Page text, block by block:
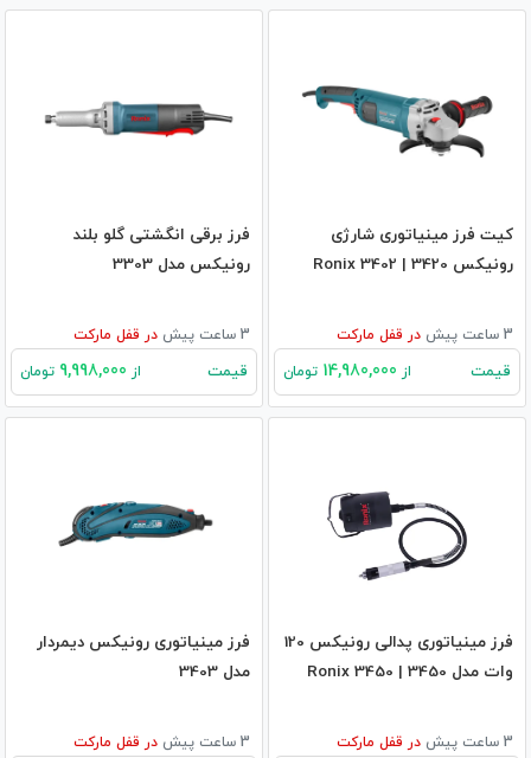
کیت فرز مینیاتوری شارژی
رونیکس 3420 | Ronix 3402
3 ساعت پیش در قفل مارکت
قیمت از تومان
فرز برقی انگشتی گلو بلند
رونیکس مدل 3303
3 ساعت پیش در قفل مارکت
قیمت از تومان
فرز مینیاتوری پدالی رونیکس 120
وات مدل 3450 | Ronix 3450
3 ساعت پیش در قفل مارکت
فرز مینیاتوری رونیکس دیمردار
مدل 3403
3 ساعت پیش در قفل مارکت